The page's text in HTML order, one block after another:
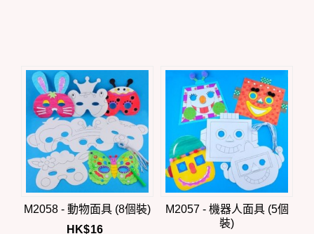
M2058 - 動物面具 (8個裝)
HK$16
M2057 - 機器人面具 (5個
裝)